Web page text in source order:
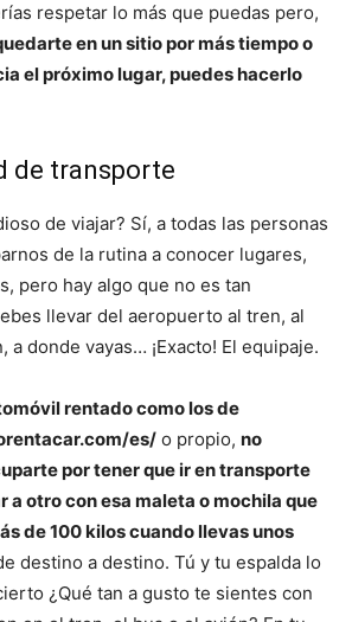
respetar lo más que puedas pero,
en un sitio por más tiempo o
el próximo lugar, puedes hacerlo
de transporte
de viajar? Sí, a todas las personas
de la rutina a conocer lugares,
pero hay algo que no es tan
llevar del aeropuerto al tren, al
a donde vayas… ¡Exacto! El equipaje.
rentado como los de
es/ o propio, no
por tener que ir en transporte
a otro con esa maleta o mochila que
de 100 kilos cuando llevas unos
destino a destino. Tú y tu espalda lo
¿Qué tan a gusto te sientes con